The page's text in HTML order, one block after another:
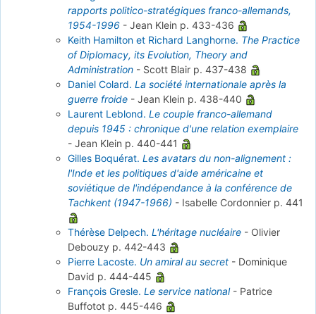
rapports politico-stratégiques franco-allemands,
1954-1996 - Jean Klein p. 433-436
Keith Hamilton et Richard Langhorne. The Practice
of Diplomacy, its Evolution, Theory and
Administration - Scott Blair p. 437-438
Daniel Colard. La société internationale après la
guerre froide - Jean Klein p. 438-440
Laurent Leblond. Le couple franco-allemand
depuis 1945 : chronique d'une relation exemplaire
- Jean Klein p. 440-441
Gilles Boquérat. Les avatars du non-alignement :
l'Inde et les politiques d'aide américaine et
soviétique de l'indépendance à la conférence de
Tachkent (1947-1966) - Isabelle Cordonnier p. 441
Thérèse Delpech. L'héritage nucléaire - Olivier
Debouzy p. 442-443
Pierre Lacoste. Un amiral au secret - Dominique
David p. 444-445
François Gresle. Le service national- Patrice
Buffotot p. 445-446